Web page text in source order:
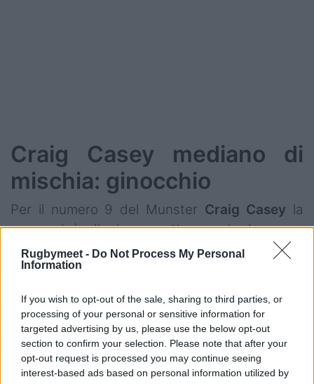
Rugbymeet - Do Not Process My Personal
Information
If you wish to opt-out of the sale, sharing to third parties, or
processing of your personal or sensitive information for
targeted advertising by us, please use the below opt-out
section to confirm your selection. Please note that after your
opt-out request is processed you may continue seeing
interest-based ads based on personal information utilized by
Craig Casey mediano di
mischia: ginocchio
Per il numero 9 del Munster Craig Casey la
prognosi è di circa quattro mesi, dopo per
l'operazione al ginocchio, infortunatosi durante
un match di Champions Cup contro il Castres.
l'Irlanda un brutto colpo.